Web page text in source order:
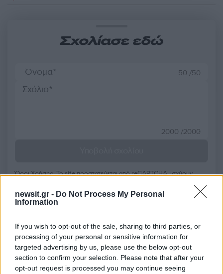
newsit.gr - Do Not Process My Personal
Information
If you wish to opt-out of the sale, sharing to third parties, or
processing of your personal or sensitive information for
targeted advertising by us, please use the below opt-out
section to confirm your selection. Please note that after your
opt-out request is processed you may continue seeing
Σχολίασε εδώ
50 /50
2000 /2000
Όροι Χρήσης. Το site προστατεύεται από reCAPTCHA, ισχύουν
Αθλητικά
ΜΟΥΝΤΙΑΛ ΚΑΤΑΡ
ΠΑΓΚΟΣΜΙΟ ΚΥΠΕΛΛΟ 2022
ΠΑΓΚΟΣΜΙΟ ΚΥΠΕΛΛΟ ΠΟΔΟΣΦΑΙΡΟΥ
ΠΟΔΟΣΦΑΙΡΟ